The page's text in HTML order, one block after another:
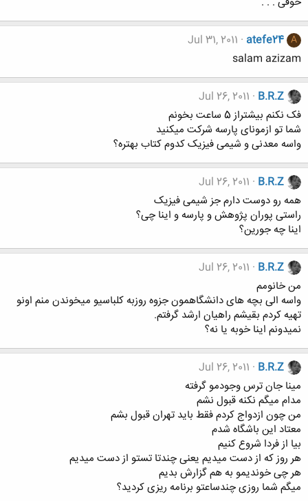
A
atefe24
Jul 31, 2011
salam azizam
B.R.Z
Jul 26, 2011
فک نکنم بیشتراز 5 ساعت بخونم
شما تو ازمونای پارسه شرکت میکنید
واسه معدنی و شیمی فیزیک کدوم کتاب بهتره؟
B.R.Z
Jul 26, 2011
همه رو دوست دارم جز شیمی فیزیک
راستی پوران پژوهش و پارسه و اینا چی؟
اینا چه جورین؟
B.R.Z
Jul 26, 2011
من خانومم
واسه الی بچه های دانشگاهمون جزوه روزبه کلباسیو میخوندن منم اونو
تهیه کردم بقیشم راهیان ارشد گرفتم.
نمیدونم اینا خوبه یا نه؟
B.R.Z
Jul 26, 2011
مینا جان ترس وجودمو گرفته
مدام میگم نکنه قبول نشم
من چون ازدواج کردم فقط باید تهران قبول بشم
معتاد این باشگاه شدم
بیا از فردا شروع کنیم
هر روز که از دست میدیم یعنی چندتا تستو از دست میدیم
هر چی خوندیمو به هم گزارش بدیم
میگم شما روزی چندساعتو برنامه ریزی کردید؟